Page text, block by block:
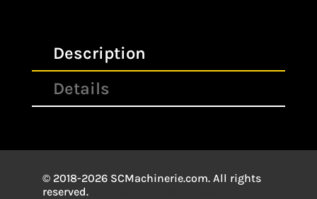
Description
Details
© 2018-2026 SCMachinerie.com. All rights
reserved.